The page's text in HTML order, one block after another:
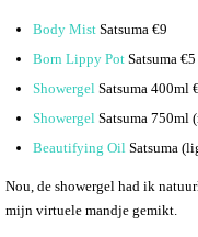
Body Mist Satsuma €9
Born Lippy Pot Satsuma €5
Showergel Satsuma 400ml
Showergel Satsuma 750ml
Beautifying Oil Satsuma
Nou, de showergel had ik
mijn virtuele mandje gemikt.